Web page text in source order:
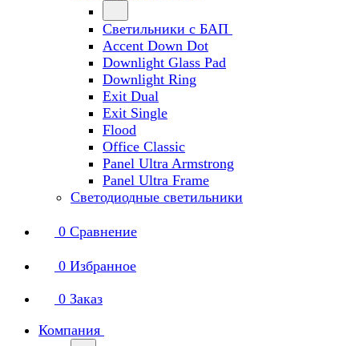
Светильники с БАП
Accent Down Dot
Downlight Glass Pad
Downlight Ring
Exit Dual
Exit Single
Flood
Office Classic
Panel Ultra Armstrong
Panel Ultra Frame
Светодиодные светильники
0 Сравнение
0 Избранное
0 Заказ
Компания